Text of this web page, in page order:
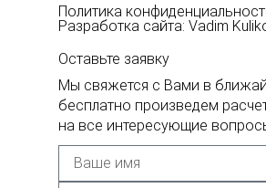
Политика
Разработка сайта: Vadim
Оставьте заявку
Мы свяжется с Вами в
бесплатно произведем
на все интересующие